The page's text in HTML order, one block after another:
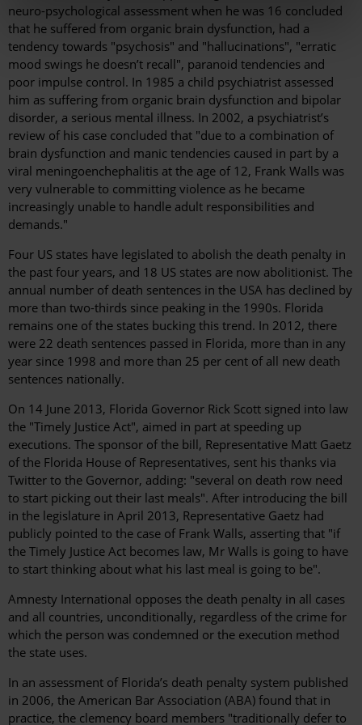
neuro-psychological assessment when he was 16 concluded
that he suffered from organic brain dysfunction, had a
tendency towards "psychosis" and "hallucinations", "erratic
mood swings he doesn’t recall", paranoid tendencies and
poor impulse control. In 1985 a child psychiatrist assessed
him as suffering from organic brain dysfunction and bipolar
disorder, a serious mental illness. In 2002, a psychiatrist’s
review of his case concluded that "due to a combination of
brain dysfunction and manic tendencies caused in part by a
viral meningoenchephalitis at the age of 12, Frank Walls was
very vulnerable to committing violence as he became
increasingly unable to handle adult responsibilities and
demands."
Four US states have legislated to abolish the death penalty in
the past four years, and 18 US states are now abolitionist. The
annual number of death sentences in the USA has declined by
more than two-thirds since peaking in the 1990s. Florida
remains one of the states bucking this trend. In 2012, there
were 22 death sentences passed in Florida, more than in any
year since 1998 and more than 25 per cent of all new death
sentences nationally.
On 14 June 2013, Florida Governor Rick Scott signed into law
the "Timely Justice Act", aimed in part at speeding up
executions. The sponsor of the bill, Representative Matt Gaetz
of the Florida House of Representatives, sent his thanks via
Twitter to the Governor, adding: "several on death row need
to start picking out their last meals". After introducing the bill
in the legislature in April 2013, Representative Gaetz had
publicly pointed to the case of Frank Walls, asserting that "if
the Timely Justice Act becomes law, Mr Walls is going to have
to start thinking about what his last meal is going to be".
Amnesty International opposes the death penalty in all cases
and all countries, unconditionally, regardless of the crime for
which the person was condemned or the execution method
the state uses.
In an assessment of Florida’s death penalty system published
in 2006, the American Bar Association (ABA) found that in
practice, the clemency board members "traditionally defer to